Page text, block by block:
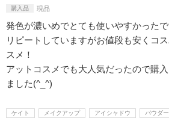
購入品 現品
発色が濃いめでとても使いやすかったで
リピートしていますがお値段も安くコ
スメ！
アットコスメでも大人気だったので購
ました(^_^)
ケイト メイクアップ アイシャドウ パウダ